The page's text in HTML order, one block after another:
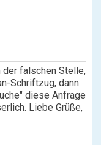
der falschen Stelle,
Schriftzug, dann
diese Anfrage
Liebe Grüße,